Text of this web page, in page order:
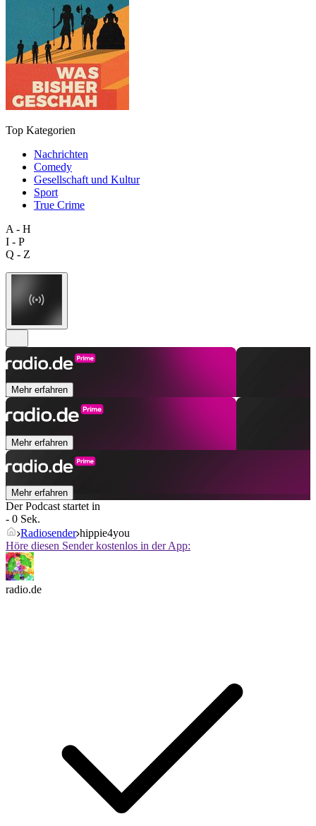
Top Kategorien
Nachrichten
Comedy
Gesellschaft und Kultur
Sport
True Crime
A - H
I - P
Q - Z
Mehr erfahren
Mehr erfahren
Mehr erfahren
Der Podcast startet in
- 0 Sek.
Radiosender hippie4you
Höre diesen Sender kostenlos in der App:
radio.de